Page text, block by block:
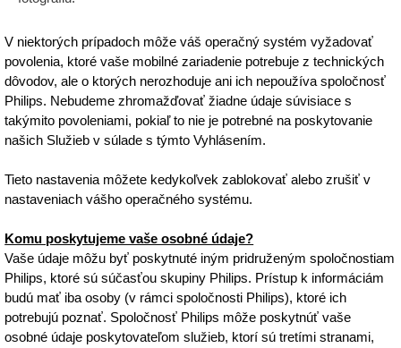
V niektorých prípadoch môže váš operačný systém vyžadovať
povolenia, ktoré vaše mobilné zariadenie potrebuje z technických
dôvodov, ale o ktorých nerozhoduje ani ich nepoužíva spoločnosť
Philips. Nebudeme zhromažďovať žiadne údaje súvisiace s
takýmito povoleniami, pokiaľ to nie je potrebné na poskytovanie
našich Služieb v súlade s týmto Vyhlásením.
Tieto nastavenia môžete kedykoľvek zablokovať alebo zrušiť v
nastaveniach vášho operačného systému.
Komu poskytujeme vaše osobné údaje?
Vaše údaje môžu byť poskytnuté iným pridruženým spoločnostiam
Philips, ktoré sú súčasťou skupiny Philips. Prístup k informáciám
budú mať iba osoby (v rámci spoločnosti Philips), ktoré ich
potrebujú poznať. Spoločnosť Philips môže poskytnúť vaše
osobné údaje poskytovateľom služieb, ktorí sú tretími stranami,